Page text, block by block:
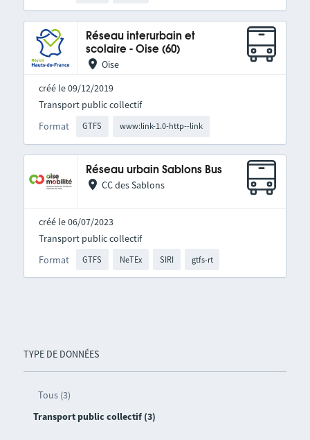
TYPE DE DONNÉES
Tous (3)
Transport public collectif (3)
Réseau interurbain et
scolaire - Oise (60)
Oise
créé le 09/12/2019
Format GTFS www:link-1.0-http--link
Transport public collectif
Réseau urbain Sablons Bus
CC des Sablons
créé le 06/07/2023
Format GTFS NeTEx SIRI gtfs-rt
Transport public collectif